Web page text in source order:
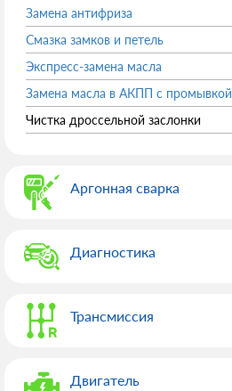
Замена антифриза
Смазка замков и петель
Экспресс-замена масла
Замена масла в АКПП с промывкой
Чистка дроссельной заслонки
Аргонная сварка
Диагностика
Трансмиссия
Двигатель